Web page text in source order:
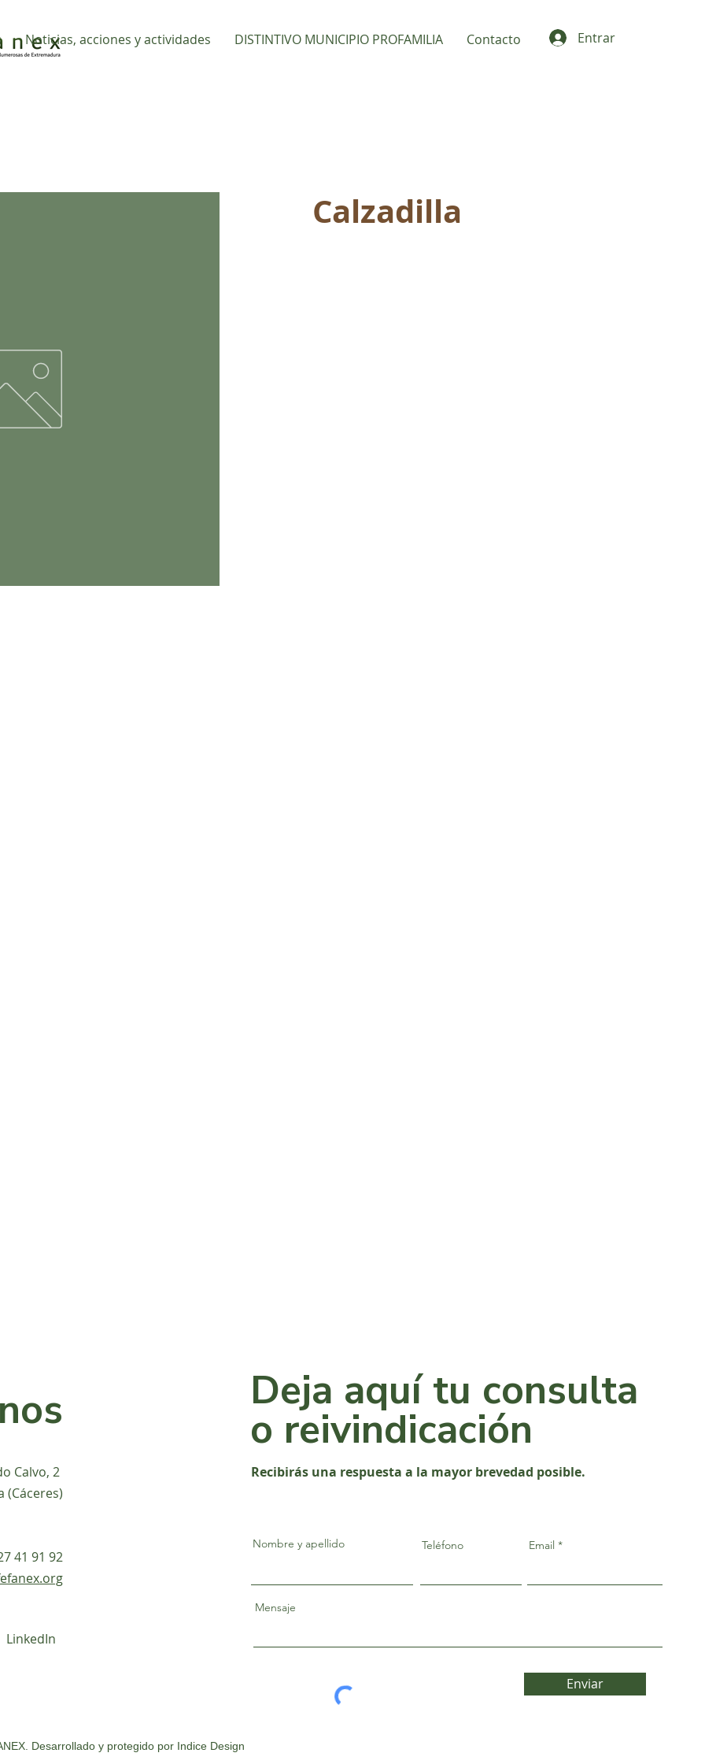
Noticias, acciones y actividades DISTINTIVO MUNICIPIO PROFAMILIA Contacto Entrar
Calzadilla
Calvo, 2
(Cáceres)
41 91 92
LinkedIn
Desarrollado y protegido por Indice Design
Deja aquí tu consulta
o reivindicación
Recibirás una respuesta a la mayor brevedad posible.
Nombre y apellido Teléfono Email
Mensaje
Enviar